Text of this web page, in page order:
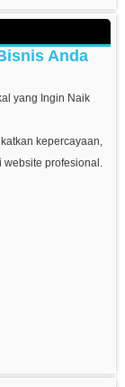
Anda
yang Ingin Naik
kepercayaan,
website profesional.